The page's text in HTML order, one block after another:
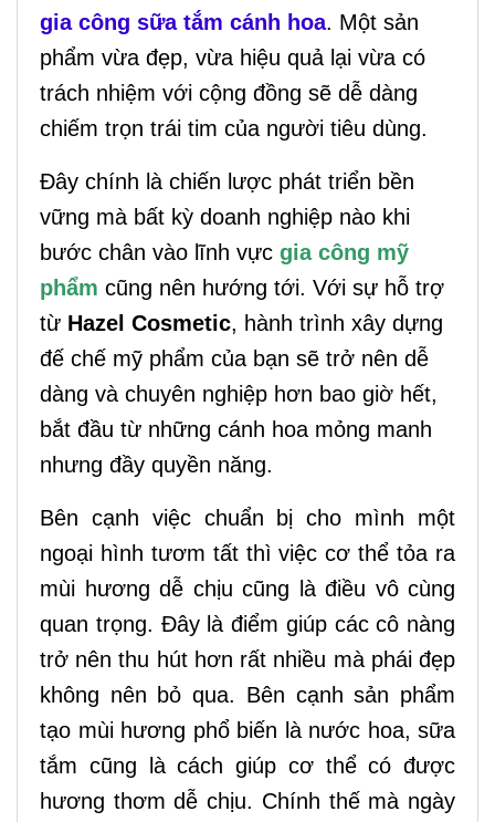
gia công sữa tắm cánh hoa. Một sản
phẩm vừa đẹp, vừa hiệu quả lại vừa có
trách nhiệm với cộng đồng sẽ dễ dàng
chiếm trọn trái tim của người tiêu dùng.
Đây chính là chiến lược phát triển bền
vững mà bất kỳ doanh nghiệp nào khi
bước chân vào lĩnh vực gia công mỹ
phẩm cũng nên hướng tới. Với sự hỗ trợ
từ Hazel Cosmetic, hành trình xây dựng
đế chế mỹ phẩm của bạn sẽ trở nên dễ
dàng và chuyên nghiệp hơn bao giờ hết,
bắt đầu từ những cánh hoa mỏng manh
nhưng đầy quyền năng.
Bên cạnh việc chuẩn bị cho mình một
ngoại hình tươm tất thì việc cơ thể tỏa ra
mùi hương dễ chịu cũng là điều vô cùng
quan trọng. Đây là điểm giúp các cô nàng
trở nên thu hút hơn rất nhiều mà phái đẹp
không nên bỏ qua. Bên cạnh sản phẩm
tạo mùi hương phổ biến là nước hoa, sữa
tắm cũng là cách giúp cơ thể có được
hương thơm dễ chịu. Chính thế mà ngày